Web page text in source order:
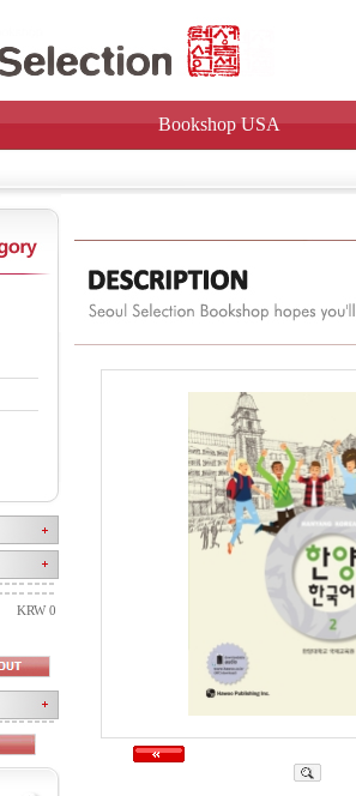
Bookshop USA
KRW 0